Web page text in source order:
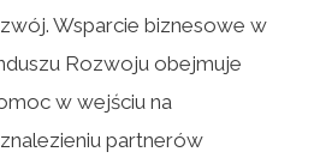
Wsparcie biznesowe w
Rozwoju obejmuje
w wejściu na
partnerów